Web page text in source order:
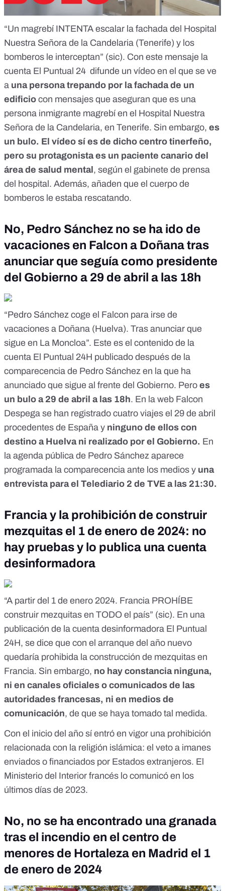
“Un magrebí INTENTA escalar la fachada del Hospital
Nuestra Señora de la Candelaria (Tenerife) y los
bomberos le interceptan” (sic). Con este mensaje la
cuenta El Puntual 24 difunde un vídeo en el que se ve
a una persona trepando por la fachada de un
edificio con mensajes que aseguran que es una
persona inmigrante magrebí en el Hospital Nuestra
Señora de la Candelaria, en Tenerife. Sin embargo, es
un bulo. El vídeo sí es de dicho centro tinerfeño,
pero su protagonista es un paciente canario del
área de salud mental, según el gabinete de prensa
del hospital. Además, añaden que el cuerpo de
bomberos le estaba rescatando.
No, Pedro Sánchez no se ha ido de
vacaciones en Falcon a Doñana tras
anunciar que seguía como presidente
del Gobierno a 29 de abril a las 18h
“Pedro Sánchez coge el Falcon para irse de
vacaciones a Doñana (Huelva). Tras anunciar que
sigue en La Moncloa”. Este es el contenido de la
cuenta El Puntual 24H publicado después de la
comparecencia de Pedro Sánchez en la que ha
anunciado que sigue al frente del Gobierno. Pero es
un bulo a 29 de abril a las 18h. En la web Falcon
Despega se han registrado cuatro viajes el 29 de abril
procedentes de España y ninguno de ellos con
destino a Huelva ni realizado por el Gobierno. En
la agenda pública de Pedro Sánchez aparece
programada la comparecencia ante los medios y una
entrevista para el Telediario 2 de TVE a las 21:30.
Francia y la prohibición de construir
mezquitas el 1 de enero de 2024: no
hay pruebas y lo publica una cuenta
desinformadora
“A partir del 1 de enero 2024. Francia PROHÍBE
construir mezquitas en TODO el país” (sic). En una
publicación de la cuenta desinformadora El Puntual
24H, se dice que con el arranque del año nuevo
quedaría prohibida la construcción de mezquitas en
Francia. Sin embargo, no hay constancia ninguna,
ni en canales oficiales o comunicados de las
autoridades francesas, ni en medios de
comunicación, de que se haya tomado tal medida.
Con el inicio del año sí entró en vigor una prohibición
relacionada con la religión islámica: el veto a imanes
enviados o financiados por Estados extranjeros. El
Ministerio del Interior francés lo comunicó en los
últimos días de 2023.
No, no se ha encontrado una granada
tras el incendio en el centro de
menores de Hortaleza en Madrid el 1
de enero de 2024